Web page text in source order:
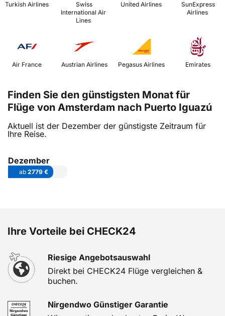
Turkish Airlines
International Air
Lines
United Airlines
Airlines
Air France Austrian Airlines Emirates
Finden Sie den günstigsten Monat für
Flüge von Amsterdam nach Puerto Iguazú
Aktuell ist der Dezember der günstigste Zeitraum für
Ihre Reise.
Dezember
ab 2779 €
Ihre Vorteile bei CHECK24
Riesige Angebotsauswahl
Direkt bei CHECK24 Flüge vergleichen &
buchen.
Nirgendwo Günstiger Garantie